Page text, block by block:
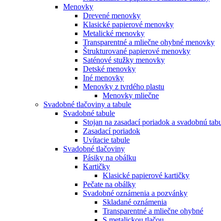
Menovky
Drevené menovky
Klasické papierové menovky
Metalické menovky
Transparentné a mliečne ohybné menovky
Štrukturované papierové menovky
Saténové stužky menovky
Detské menovky
Iné menovky
Menovky z tvrdého plastu
Menovky mliečne
Svadobné tlačoviny a tabule
Svadobné tabule
Stojan na zasadací poriadok a svadobnú
Zasadací poriadok
Uvítacie tabule
Svadobné tlačoviny
Pásiky na obálku
Kartičky
Klasické papierové kartičky
Pečate na obálky
Svadobné oznámenia a pozvánky
Skladané oznámenia
Transparentné a mliečne ohybné